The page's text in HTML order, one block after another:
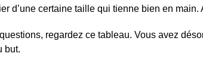
d’une certaine taille qui tienne bien en main.
regardez ce tableau. Vous avez
but.